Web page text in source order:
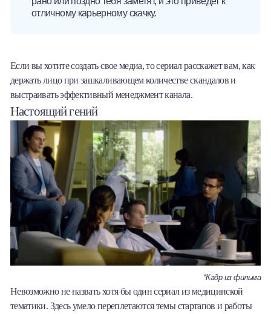
отличному карьерному скачку.
Если вы хотите создать свое медиа, то сериал расскажет вам, как
держать лицо при зашкаливающем количестве скандалов и
выстраивать эффективный менеджмент канала.
Настоящий гений
*Кадр из фильма
Невозможно не назвать хотя бы один сериал из медицинской
тематики. Здесь умело переплетаются темы стартапов и работы